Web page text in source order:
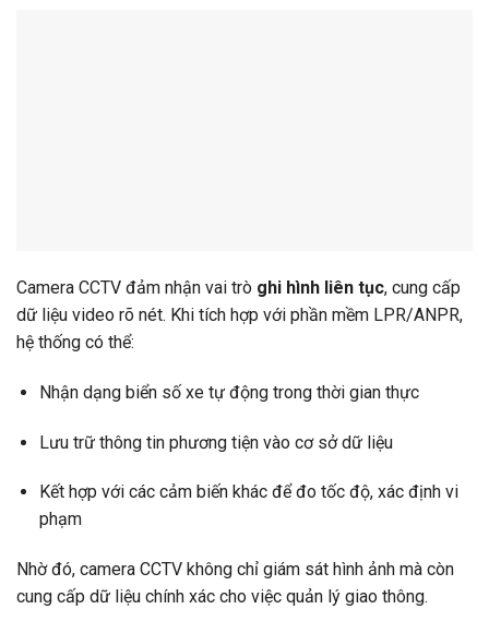
Camera CCTV đảm nhận vai trò ghi hình liên tục, cung cấp
dữ liệu video rõ nét. Khi tích hợp với phần mềm LPR/ANPR,
hệ thống có thể:
Nhận dạng biển số xe tự động trong thời gian thực
Lưu trữ thông tin phương tiện vào cơ sở dữ liệu
Kết hợp với các cảm biến khác để đo tốc độ, xác định vi
phạm
Nhờ đó, camera CCTV không chỉ giám sát hình ảnh mà còn
cung cấp dữ liệu chính xác cho việc quản lý giao thông.